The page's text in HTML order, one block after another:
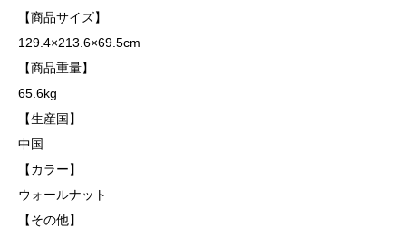
【商品サイズ】
129.4×213.6×69.5cm
【商品重量】
65.6kg
【生産国】
中国
【カラー】
ウォールナット
【その他】